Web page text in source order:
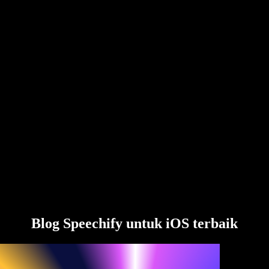
Blog Speechify untuk iOS terbaik